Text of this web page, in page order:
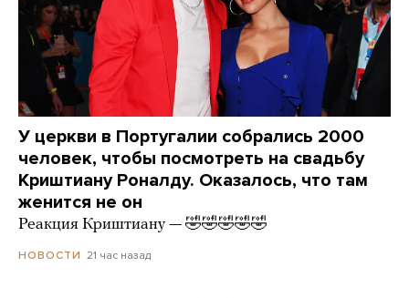
У церкви в Португалии собрались 2000
человек, чтобы посмотреть на свадьбу
Криштиану Роналду. Оказалось, что там
женится не он
Реакция Криштиану — 🤣🤣🤣🤣🤣
НОВОСТИ 21 час назад